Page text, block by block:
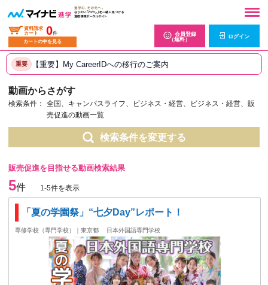
資料請求
カート
0件
カートの中を見る
会員登録
（無料）
ログイン
重要 【重要】My CareerIDへの移行のご案内
動画からさがす
検索条件：
全国、キャンパスライフ、ビジネス・経営、ビジネス・経営、販
売促進の動画一覧
検索条件を変更する
販売促進を目指せる動画検索結果
5件 1-5件を表示
「夏の学園祭」“七夕Day”レポート！
専修学校（専門学校）｜東京都 日本外国語専門学校